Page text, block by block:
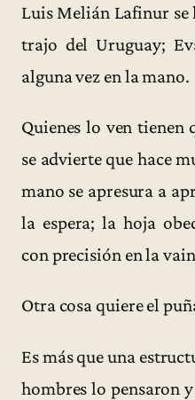
Luis Melián Lafinur
trajo del Uruguay;
alguna vez en la mano.
Quienes lo ven tienen
se advierte que hace
mano se apresura a
la espera; la hoja
con precisión en la
Otra cosa quiere el
Es más que una
hombres lo pensaron